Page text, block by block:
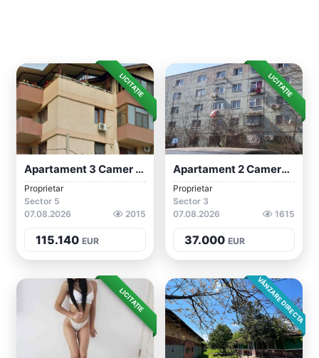
LICITAȚIE
Apartament 3 Camer Cartierul Latin, Bucu...
Proprietar
Sector 5
07.08.2026
2015
115.140 EUR
LICITAȚIE
Apartament 2 Camere Cartierul Salaj, Buc...
Proprietar
Sector 3
07.08.2026
1615
37.000 EUR
LICITAȚIE VÂNZARE DIRECTA